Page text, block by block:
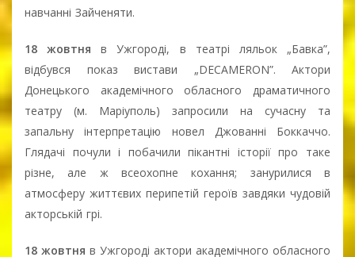
навчанні Зайченяти.
18 жовтняв Ужгороді, в театрі ляльок „Бавка”,
відбувся показ вистави „DECAMERON”. Актори
Донецького академічного обласного драматичного
театру (м. Маріуполь) запросили на сучасну та
запальну інтерпретацію новел Джованні Боккаччо.
Глядачі почули і побачили пікантні історії про таке
різне, але ж всеохопне кохання; занурилися в
атмосферу життєвих перипетій героїв завдяки чудовій
акторській грі.
18 жовтня в Ужгороді актори академічного обласного